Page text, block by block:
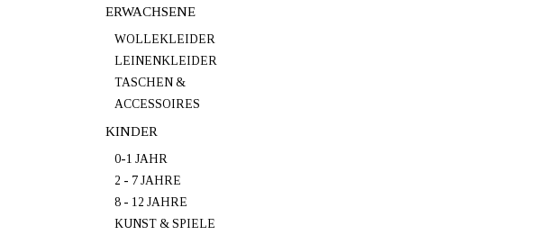
ERWACHSENE
WOLLEKLEIDER
LEINENKLEIDER
TASCHEN &
ACCESSOIRES
KINDER
0-1 JAHR
2 - 7 JAHRE
8 - 12 JAHRE
KUNST & SPIELE